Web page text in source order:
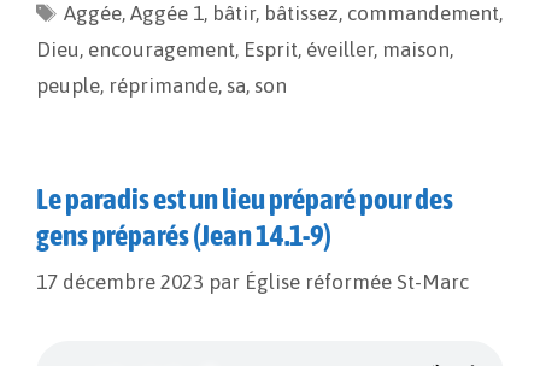
o
i
g
Aggée,Aggée 1, bâtir, bâtissez, commandement,
Dieu, encouragement, Esprit, éveiller, maison,
peuple, réprimande, sa, son
Le paradis est un lieu préparé pour des
gens préparés (Jean 14.1-9)
17 décembre 2023 par Église réformée St-Marc